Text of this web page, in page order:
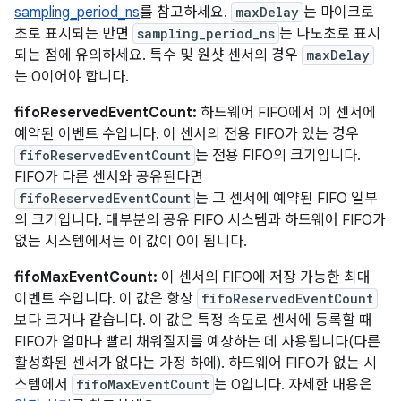
sampling_period_ns를 참고하세요. maxDelay 는 마이크로
초로 표시되는 반면
sampling_period_ns 는 나노초로 표시
되는 점에 유의하세요. 특수 및 원샷 센서의 경우 maxDelay
는 0이어야 합니다.
fifoReservedEventCount: 하드웨어 FIFO에서 이 센서에
예약된 이벤트 수입니다. 이 센서의 전용 FIFO가 있는 경우
fifoReservedEventCount 는 전용 FIFO의 크기입니다.
FIFO가 다른 센서와 공유된다면
fifoReservedEventCount 는 그 센서에 예약된 FIFO 일부
의 크기입니다. 대부분의 공유 FIFO 시스템과 하드웨어 FIFO가
없는 시스템에서는 이 값이 0이 됩니다.
fifoMaxEventCount: 이 센서의 FIFO에 저장 가능한 최대
이벤트 수입니다. 이 값은 항상 fifoReservedEventCount
보다 크거나 같습니다. 이 값은 특정 속도로 센서에 등록할 때
FIFO가 얼마나 빨리 채워질지를 예상하는 데 사용됩니다(다른
활성화된 센서가 없다는 가정 하에). 하드웨어 FIFO가 없는 시
스템에서
fifoMaxEventCount 는 0입니다. 자세한 내용은